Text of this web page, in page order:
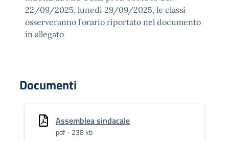
22/09/2025, lunedì 29/09/2025, le classi
osserveranno l’orario riportato nel documento
in allegato
Documenti
Assemblea sindacale
pdf - 238 kb